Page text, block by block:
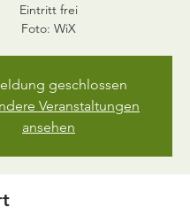
Eintritt frei
geschlossen
Veranstaltungen
ansehen